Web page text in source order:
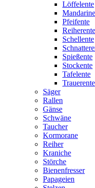
Löffelente
Pfeifente
Reiherente
Schellente
Spießente
Stockente
Tafelente
Trauerente
Säger
Rallen
Gänse
Schwäne
Taucher
Kormorane
Reiher
Kraniche
Störche
Bienenfresser
Papageien